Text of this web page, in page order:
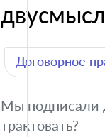
Договорное
Мы подписали
трактовать?